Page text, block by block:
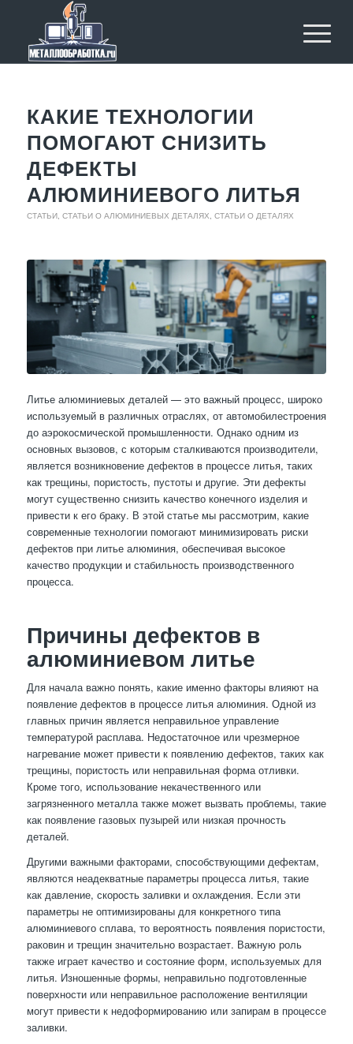
КАКИЕ ТЕХНОЛОГИИ
ПОМОГАЮТ СНИЗИТЬ
ДЕФЕКТЫ
АЛЮМИНИЕВОГО ЛИТЬЯ
СТАТЬИ, СТАТЬИ О АЛЮМИНИЕВЫХ ДЕТАЛЯХ СТАТЬИ О ДЕТАЛЯХ
Литье алюминиевых деталей — это важный процесс, широко
используемый в различных отраслях, от автомобилестроения
до аэрокосмической промышленности. Однако одним из
основных вызовов, с которым сталкиваются производители,
является возникновение дефектов в процессе литья, таких
как трещины, пористость, пустоты и другие. Эти дефекты
могут существенно снизить качество конечного изделия и
привести к его браку. В этой статье мы рассмотрим, какие
современные технологии помогают минимизировать риски
дефектов при литье алюминия, обеспечивая высокое
качество продукции и стабильность производственного
процесса.
Причины дефектов в
алюминиевом литье
Для начала важно понять, какие именно факторы влияют на
появление дефектов в процессе литья алюминия. Одной из
главных причин является неправильное управление
температурой расплава. Недостаточное или чрезмерное
нагревание может привести к появлению дефектов, таких как
трещины, пористость или неправильная форма отливки.
Кроме того, использование некачественного или
загрязненного металла также может вызвать проблемы, такие
как появление газовых пузырей или низкая прочность
деталей.
Другими важными факторами, способствующими дефектам,
являются неадекватные параметры процесса литья, такие
как давление, скорость заливки и охлаждения. Если эти
параметры не оптимизированы для конкретного типа
алюминиевого сплава, то вероятность появления пористости,
раковин и трещин значительно возрастает. Важную роль
также играет качество и состояние форм, используемых для
литья. Изношенные формы, неправильно подготовленные
поверхности или неправильное расположение вентиляции
могут привести к недоформированию или запирам в процессе
заливки.